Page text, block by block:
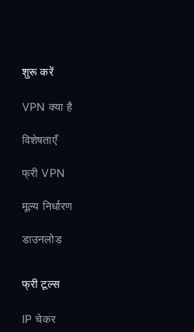
शुरू करें
VPN क्या है
विशेषताएँ
फ्री VPN
मूल्य निर्धारण
डाउनलोड
फ्री टूल्स
IP चेकर